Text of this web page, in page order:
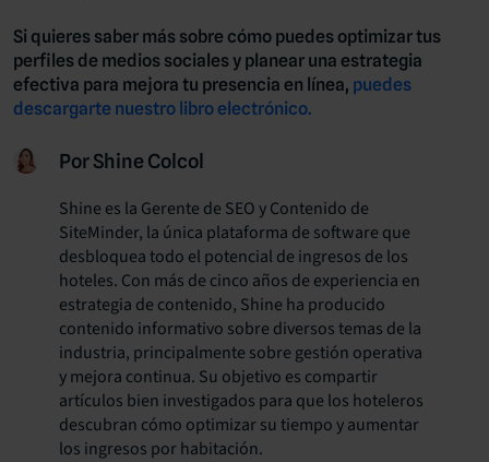
Si quieres saber más sobre cómo puedes optimizar tus
perfiles de medios sociales y planear una estrategia
efectiva para mejora tu presencia en línea, puedes
descargarte nuestro libro electrónico.
Por Shine Colcol
Shine es la Gerente de SEO y Contenido de
SiteMinder, la única plataforma de software que
desbloquea todo el potencial de ingresos de los
hoteles. Con más de cinco años de experiencia en
estrategia de contenido, Shine ha producido
contenido informativo sobre diversos temas de la
industria, principalmente sobre gestión operativa
y mejora continua. Su objetivo es compartir
artículos bien investigados para que los hoteleros
descubran cómo optimizar su tiempo y aumentar
los ingresos por habitación.